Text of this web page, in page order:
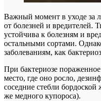
Важный момент в уходе за
от болезней и вредителей.
устойчива к болезням и
остальными сортами.
заболеваниям, как
При бактериозе
место, где оно росло,
соседние стебли бордоской
же медного купороса).